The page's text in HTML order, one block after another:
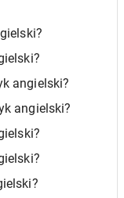
angielski?
angielski?